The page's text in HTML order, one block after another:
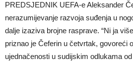
Mudrik se vratio na teren nakon
posudbu?
Real Madrid odlučio: Endrick ide u
PREDSJEDNIK UEFA-e Aleksander
nerazumijevanje razvoja suđenja u
dalje izaziva brojne rasprave. “Ni ja
priznao je Čeferin u četvrtak, govoreći
ujednačenosti u sudijskim odlukama